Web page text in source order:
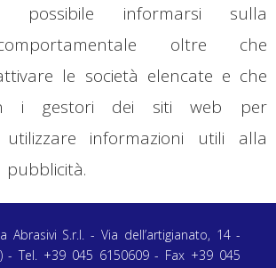
informarsi sulla
oltre che
le società elencate e che
i gestori dei siti web per
informazioni utili alla
Abrasivi S.r.l. - Via dell’artigianato, 14 -
- Tel. +39 045 6150609 - Fax +39 045